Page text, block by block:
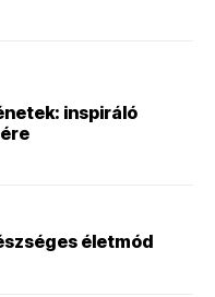
inspiráló
életmód